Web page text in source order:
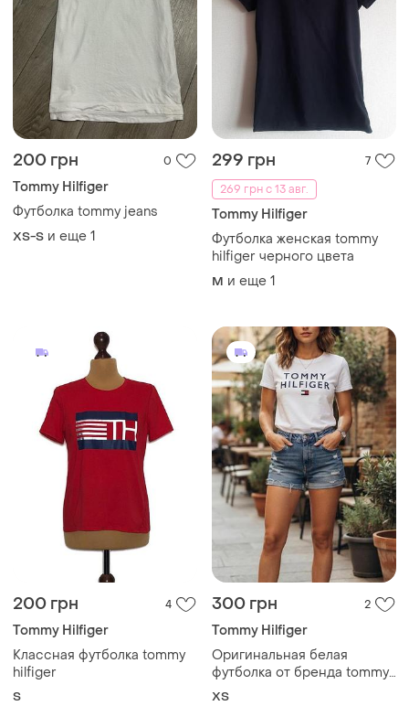
200 грн 0
Tommy Hilfiger
Футболка tommy jeans
XS-S и еще 1
299 грн
7
269 грн с 13 авг.
Tommy Hilfiger
Футболка женская tommy
hilfiger черного цвета
M и еще 1
200 грн 4
Tommy Hilfiger
Классная футболка tommy
hilfiger
S
300 грн 2
Tommy Hilfiger
Оригинальная белая
футболка от бренда tommy
hilfiger.
ХS